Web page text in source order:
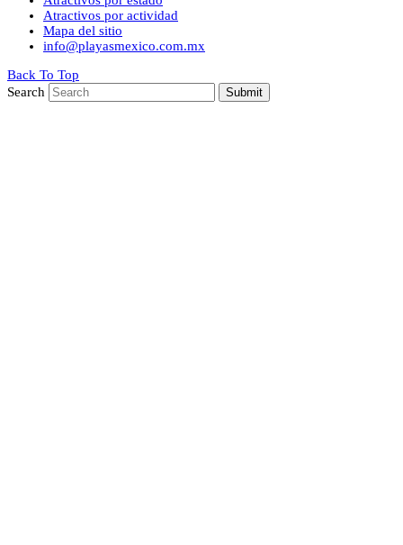
Atractivos por actividad
Mapa del sitio
info@playasmexico.com.mx
Back To Top
Search
Submit